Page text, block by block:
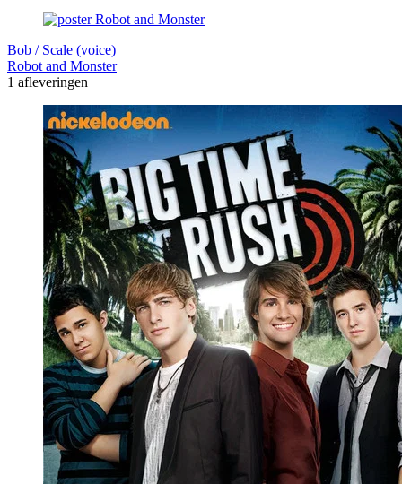
Bob / Scale (voice)
Robot and Monster
1 afleveringen